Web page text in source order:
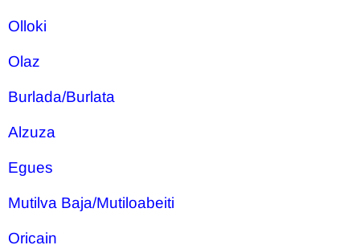
Olloki
Olaz
Burlada/Burlata
Alzuza
Egues
Mutilva Baja/Mutiloabeiti
Oricain